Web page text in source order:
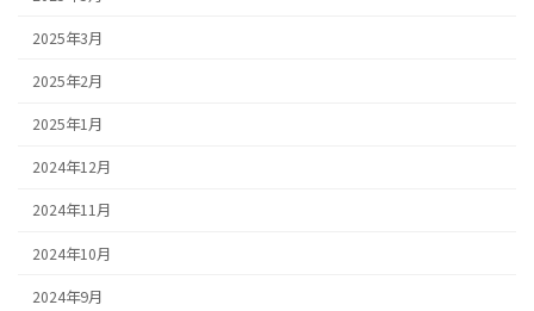
2025年3月
2025年2月
2025年1月
2024年12月
2024年11月
2024年10月
2024年9月